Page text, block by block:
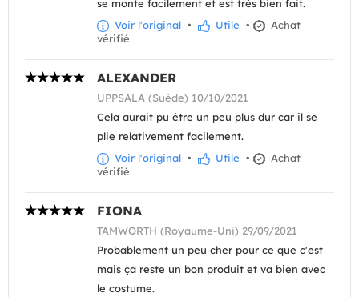
se monte facilement et est très bien fait.
Voir l'original • Utile •
Achat
vérifié
ALEXANDER
UPPSALA (Suède) 10/10/2021
Cela aurait pu être un peu plus dur car il se
plie relativement facilement.
Voir l'original • Utile •
Achat
vérifié
FIONA
TAMWORTH (Royaume-Uni) 29/09/2021
Probablement un peu cher pour ce que c'est
mais ça reste un bon produit et va bien avec
le costume.